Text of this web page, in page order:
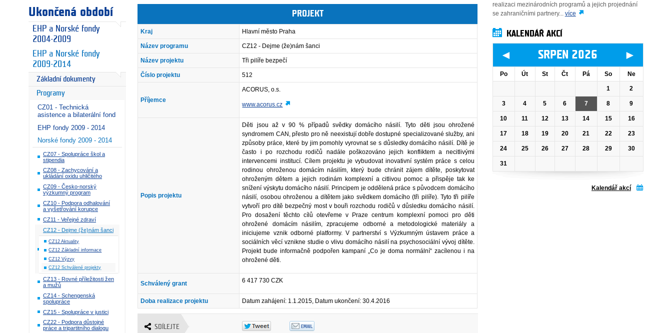
Ukončená období
EHP a Norské fondy
2004-2009
EHP a Norské fondy
2009-2014
Základní dokumenty
Programy
CZ01 - Technická
asistence a bilaterální fond
EHP fondy 2009 - 2014
Norské fondy 2009 - 2014
CZ07 - Spolupráce škol a
stipendia
CZ08 - Zachycování a
ukládání oxidu uhličitého
CZ09 - Česko-norský
výzkumný program
CZ10 - Podpora odhalování
a vyšetřování korupce
CZ11 - Veřejné zdraví
CZ12 - Dejme (že)nám šanci
CZ12 Aktuality
CZ12 Základní informace
CZ12 Výzvy
CZ12 Schválené projekty
CZ13 - Rovné příležitosti žen
a mužů
CZ14 - Schengenská
spolupráce
CZ15 - Spolupráce v justici
CZ22 - Podpora důstojné
práce a tripartitního dialogu
PROJEKT
Kraj Hlavní město Praha
Název programu CZ12 - Dejme (že)nám šanci
Název projektu Tři pilíře bezpečí
Číslo projektu 512
Příjemce
ACORUS, o.s.
www.acorus.cz
Popis projektu
Děti jsou až v 90 % případů svědky domácího násilí. Tyto děti jsou ohrožené
syndromem CAN, přesto pro ně neexistují dobře dostupné specializované služby, ani
způsoby práce, které by jim pomohly vyrovnat se s důsledky domácího násilí. Dítě je
často i po rozchodu rodičů nadále poškozováno jejich konfliktem a necitlivými
intervencemi institucí. Cílem projektu je vybudovat inovativní systém práce s celou
rodinou ohroženou domácím násilím, který bude chránit zájem dítěte, poskytovat
ohroženým dětem a jejich rodinám komplexní a citlivou pomoc a přispěje tak ke
snížení výskytu domácího násilí. Principem je oddělená práce s původcem domácího
násilí, osobou ohroženou a dítětem jako svědkem domácího (tři pilíře). Tyto tři pilíře
vytvoří pro dítě bezpečný most v bouři rozchodu rodičů v důsledku domácího násilí.
Pro dosažení těchto cílů otevřeme v Praze centrum komplexní pomoci pro děti
ohrožené domácím násilím, zpracujeme odborné a metodologické materiály a
iniciujeme vznik odborné platformy. V partnerství s Výzkumným ústavem práce a
sociálních věcí vznikne studie o vlivu domácího násilí na psychosociální vývoj dítěte.
Projekt bude informačně podpořen kampaní „Co je doma normální“ zacílenou i na
ohrožené děti.
Schválený grant 6 417 730 CZK
Doba realizace projektu Datum zahájení: 1.1.2015, Datum ukončení: 30.4.2016
SDÍLEJTE
realizaci mezinárodních programů a jejich projednání
se zahraničními partnery... více
KALENDÁŘ AKCÍ
◄ SRPEN 2026 ►
Po Út St Čt Pá So Ne
1 2
3 4 5 6 7 8 9
10 11 12 13 14 15 16
17 18 19 20 21 22 23
24 25 26 27 28 29 30
31
Kalendář akcí